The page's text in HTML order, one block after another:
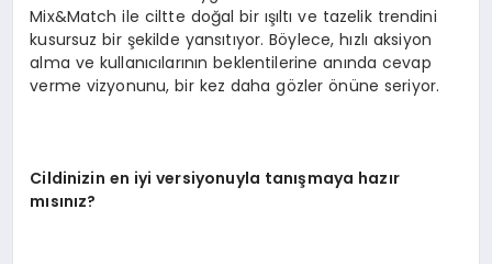
Mix&Match ile ciltte doğal bir ışıltı ve tazelik trendini
kusursuz bir şekilde yansıtıyor. Böylece, hızlı aksiyon
alma ve kullanıcılarının beklentilerine anında cevap
verme vizyonunu, bir kez daha gözler önüne seriyor.
Cildinizin en iyi versiyonuyla tanışmaya hazır
mısınız?